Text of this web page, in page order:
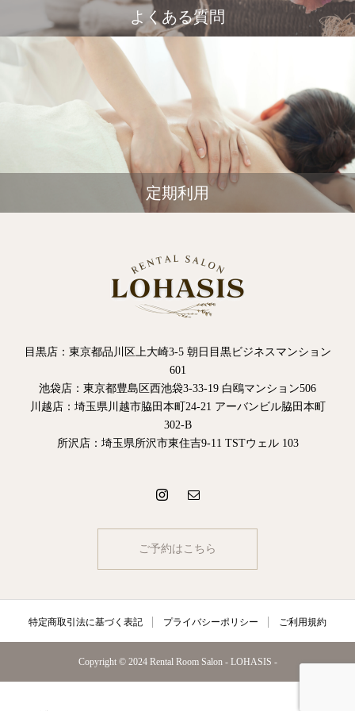
よくある質問
定期利用
目黒店：東京都品川区上大崎3-5 朝日目黒ビジネスマンション
601
池袋店：東京都豊島区西池袋3-33-19 白鴎マンション506
川越店：埼玉県川越市脇田本町24-21 アーバンビル脇田本町
302-B
所沢店：埼玉県所沢市東住吉9-11 TSTウェル 103
ご予約はこちら
特定商取引法に基づく表記 プライバシーポリシー ご利用規約
Copyright © 2024 Rental Room Salon - LOHASIS -